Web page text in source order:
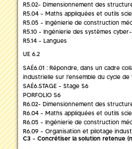
R5.02- Dimensionnement des
R5.04 - Maths appliquées et outils
R5.05 - Ingénierie de construction
R5.10 - Ingénierie des systèmes
R5.14 - Langues
UE 6.2
SAÉ6.01 : Répondre, dans un cadre
industrielle sur l'ensemble du cycle de
SAÉ6.STAGE - Stage S6
PORFOLIO S6
R6.02- Dimensionnement des
R6.04 - Maths appliquées et outils
R6.05 - Ingénierie de construction
R6.09 - Organisation et pilotage
C3 - Concrétiser la solution retenue